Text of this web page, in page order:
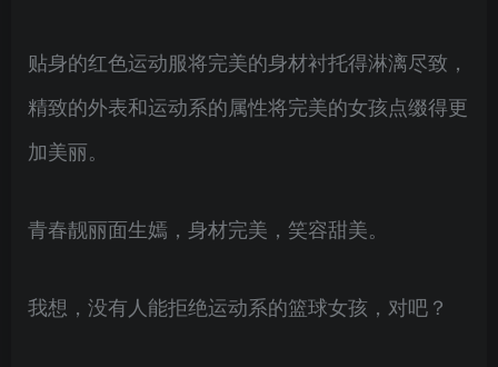
贴身的红色运动服将完美的身材衬托得淋漓尽致，
精致的外表和运动系的属性将完美的女孩点缀得更
加美丽。
青春靓丽面生嫣，身材完美，笑容甜美。
我想，没有人能拒绝运动系的篮球女孩，对吧？